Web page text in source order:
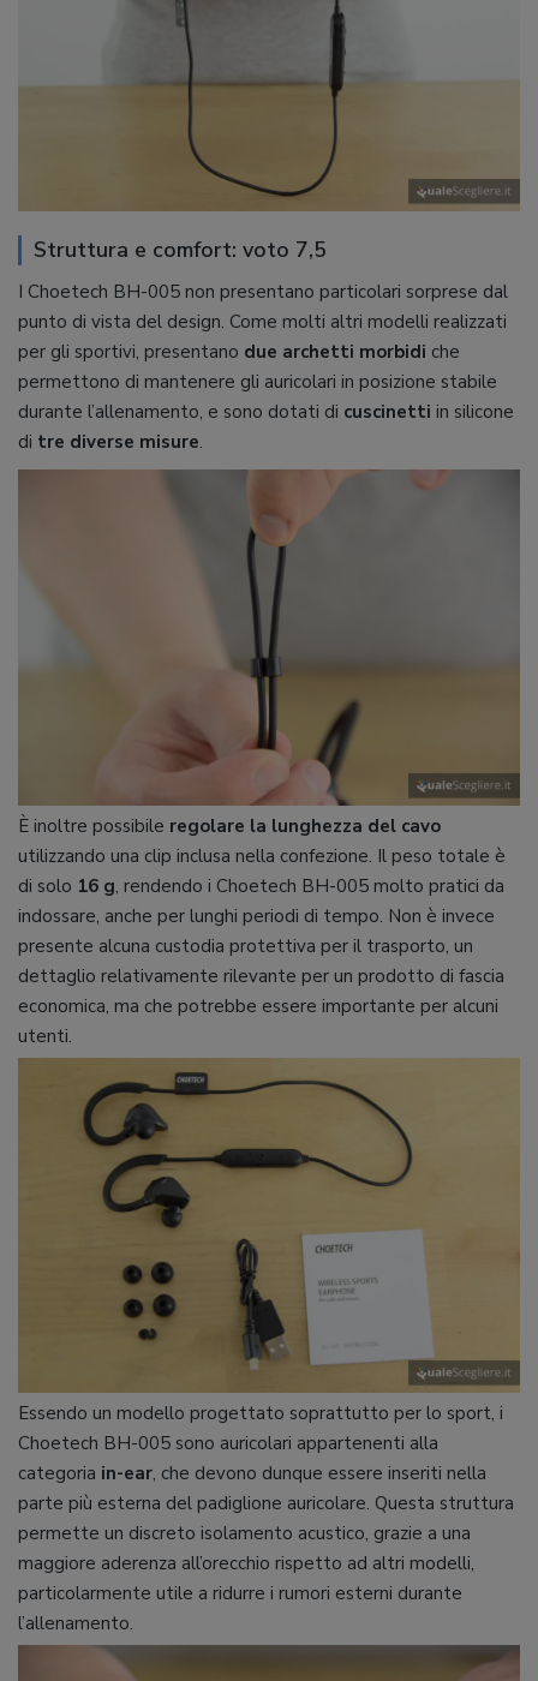
Struttura e comfort: voto 7,5
I Choetech BH-005 non presentano particolari sorprese dal
punto di vista del design. Come molti altri modelli realizzati
per gli sportivi, presentano due archetti morbidi che
permettono di mantenere gli auricolari in posizione stabile
durante l’allenamento, e sono dotati di cuscinetti in silicone
di tre diverse misure.
È inoltre possibile regolare la lunghezza del cavo
utilizzando una clip inclusa nella confezione. Il peso totale è
di solo 16 g, rendendo i Choetech BH-005 molto pratici da
indossare, anche per lunghi periodi di tempo. Non è invece
presente alcuna custodia protettiva per il trasporto, un
dettaglio relativamente rilevante per un prodotto di fascia
economica, ma che potrebbe essere importante per alcuni
utenti.
Essendo un modello progettato soprattutto per lo sport, i
Choetech BH-005 sono auricolari appartenenti alla
categoria in-ear, che devono dunque essere inseriti nella
parte più esterna del padiglione auricolare. Questa struttura
permette un discreto isolamento acustico, grazie a una
maggiore aderenza all’orecchio rispetto ad altri modelli,
particolarmente utile a ridurre i rumori esterni durante
l’allenamento.